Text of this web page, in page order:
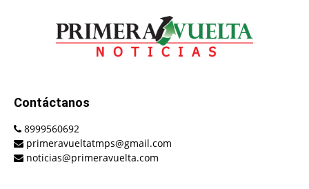
Contáctanos
8999560692
primeravueltatmps@gmail.com
noticias@primeravuelta.com